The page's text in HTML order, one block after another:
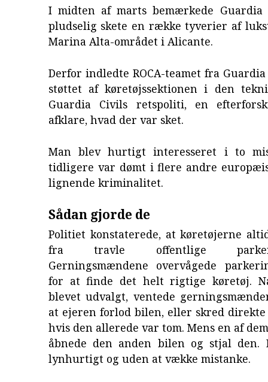
I midten af marts bemærkede
pludselig skete en række tyverier af
Marina Alta-området i Alicante.
Derfor indledte ROCA-teamet fra
støttet af køretøjssektionen i den
Guardia Civils retspoliti, en
afklare, hvad der var sket.
Man blev hurtigt interesseret i to
tidligere var dømt i flere andre
lignende kriminalitet.
Sådan gjorde de
Politiet konstaterede, at køretøjerne
fra travle offentlige
Gerningsmændene overvågede
for at finde det helt rigtige køretøj.
blevet udvalgt, ventede
at ejeren forlod bilen, eller skred
hvis den allerede var tom. Mens en af
åbnede den anden bilen og stjal den.
lynhurtigt og uden at vække mistanke.